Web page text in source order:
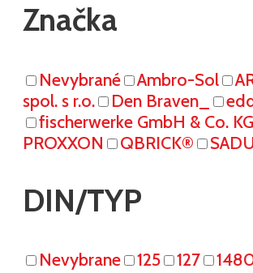
Značka
Nevybrané Ambro-Sol
spol. s r.o.
Den Braven_
fischerwerke GmbH & Co. KG
PROXXON
QBRICK®
DIN/TYP
Nevybrane 125 127